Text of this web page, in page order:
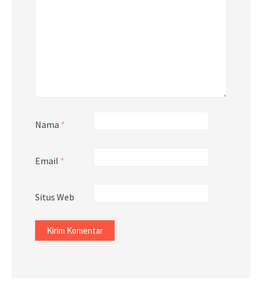
Nama *
Email *
Situs Web